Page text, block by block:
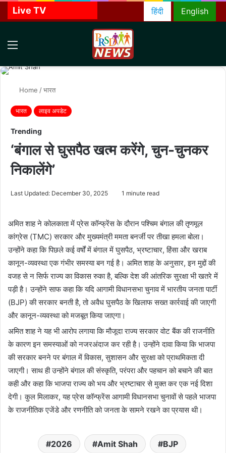
Live TV English
हिंदी
Home /भारत
भारत लाइव अपडेट
Trending
‘बंगाल से घुसपैठ खत्म करेंगे, चुन-चुनकर
निकालेंगे’
Last Updated: December 30, 2025 1 minute read
अमित शाह ने कोलकाता में प्रेस कॉन्फ्रेंस के दौरान पश्चिम बंगाल की तृणमूल
कांग्रेस (TMC) सरकार और मुख्यमंत्री ममता बनर्जी पर तीखा हमला बोला।
उन्होंने कहा कि पिछले कई वर्षों में बंगाल में घुसपैठ, भ्रष्टाचार, हिंसा और खराब
कानून-व्यवस्था एक गंभीर समस्या बन गई है। अमित शाह के अनुसार, इन मुद्दों की
वजह से न सिर्फ राज्य का विकास रुका है, बल्कि देश की आंतरिक सुरक्षा भी खतरे में
पड़ी है। उन्होंने साफ कहा कि यदि आगामी विधानसभा चुनाव में भारतीय जनता पार्टी
(BJP) की सरकार बनती है, तो अवैध घुसपैठ के खिलाफ सख्त कार्रवाई की जाएगी
और कानून-व्यवस्था को मजबूत किया जाएगा।
अमित शाह ने यह भी आरोप लगाया कि मौजूदा राज्य सरकार वोट बैंक की राजनीति
के कारण इन समस्याओं को नजरअंदाज कर रही है। उन्होंने दावा किया कि भाजपा
की सरकार बनने पर बंगाल में विकास, सुशासन और सुरक्षा को प्राथमिकता दी
जाएगी। साथ ही उन्होंने बंगाल की संस्कृति, परंपरा और पहचान को बचाने की बात
कही और कहा कि भाजपा राज्य को भय और भ्रष्टाचार से मुक्त कर एक नई दिशा
देगी। कुल मिलाकर, यह प्रेस कॉन्फ्रेंस आगामी विधानसभा चुनावों से पहले भाजपा
के राजनीतिक एजेंडे और रणनीति को जनता के सामने रखने का प्रयास थी।
2026 Amit Shah BJP